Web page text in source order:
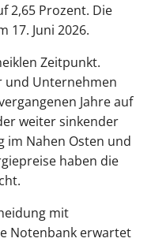
2,65 Prozent. Die
17. Juni 2026.
Zeitpunkt.
und Unternehmen
Jahre auf
weiter sinkender
im Nahen Osten und
haben die
mit
Notenbank erwartet